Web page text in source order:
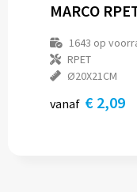
MARCO
1643 op
RPET
Ø20X21CM
vanaf € 2,09